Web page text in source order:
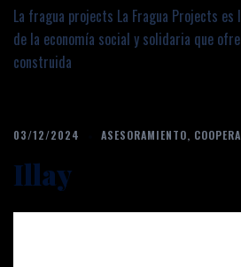
La fragua projects La Fragua Projects
de la economía social y solidaria que
construida
03/12/2024 ASESORAMIENTO,
Illay